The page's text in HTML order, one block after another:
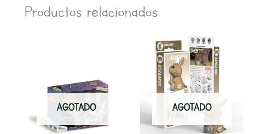
Productos relacionados
AGOTADO AGOTADO